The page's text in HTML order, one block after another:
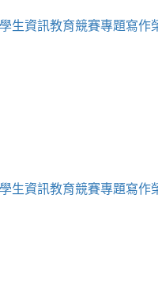
生資訊教育競賽專題寫作
生資訊教育競賽專題寫作